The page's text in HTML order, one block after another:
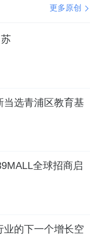
更多原创
当选青浦区教育基
全球招商启
业的下一个增长空